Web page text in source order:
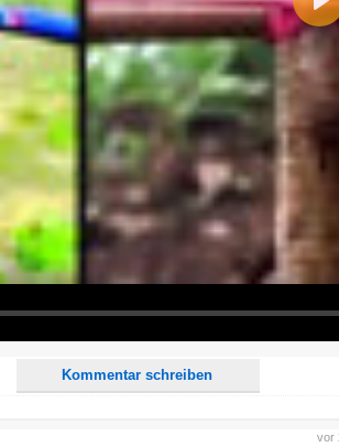
Kommentar schreiben
<strike> und <i> werden aus Deinem Kommentar entfernt.
Bitte verwende "www." oder "http://" in URLs
Mail, wenn auf dieser Seite weitere Kommentare erscheinen.
vor